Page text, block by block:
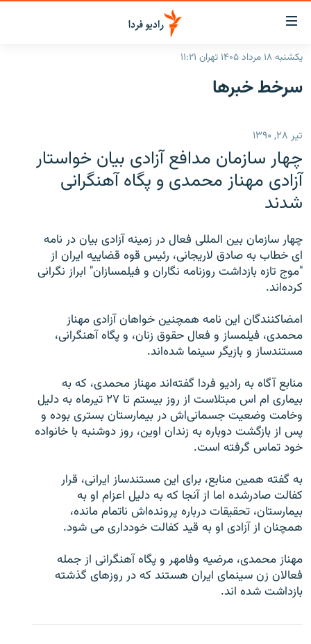
لینک‌های
قابلیت
دسترسی
بازگشت
اصلی
رفتن
به
صفحه
جستجو
ایران
رادیو
انتخاب کنید و بشنوید
برنامه‌های رادیویی
پادکست
چندرسانه‌ای
گزارش‌های ویدئویی
English
به ما بپیوندید
زبان‌های دیگر
یکشنبه ۱۸ مرداد ۱۴۰۵ تهران ۱۱:۲۱
سرخط‌ خبرها
تیر ۲۸, ۱۳۹۰
چهار سازمان مدافع آزادی بيان خواستار
آزادی مهناز محمدی و پگاه آهنگرانی
شدند
چهار سازمان بين المللی فعال در زمينه آزادی بيان در نامه
ای خطاب به صادق لاريجانی،‌ رئيس قوه قضاييه ايران از
"موج تازه بازداشت روزنامه نگاران و فيلمسازان" ابراز نگرانی
کرده‌اند.
امضاکنندگان اين نامه همچنين خواهان آزادی مهناز
محمدی، فيلمساز و فعال حقوق زنان، و پگاه آهنگرانی،
مستندساز و بازيگر سينما شده‌اند.
منابع آگاه به راديو فردا گفته‌اند مهناز محمدی، که به
بيماری ام اس مبتلاست از روز بيستم تا ۲۷ تيرماه به دليل
وخامت وضعيت جسمانی‌اش در بيمارستان بستری بوده و
پس از بازگشت دوباره به زندان اوين، روز دوشنبه با خانواده
خود تماس گرفته است.
به گفته همين منابع، برای اين مستندساز ايرانی، قرار
کفالت صادرشده اما از آنجا که به دليل اعزام او به
بيمارستان، تحقيقات درباره پرونده‌اش ناتمام مانده،
همچنان از آزادی او به قيد کفالت خودداری می شود.
مهناز محمدی، مرضيه وفامهر و پگاه آهنگرانی از جمله
فعالان زن سينمای ايران هستند که در روزهای گذشته
بازداشت شده اند.